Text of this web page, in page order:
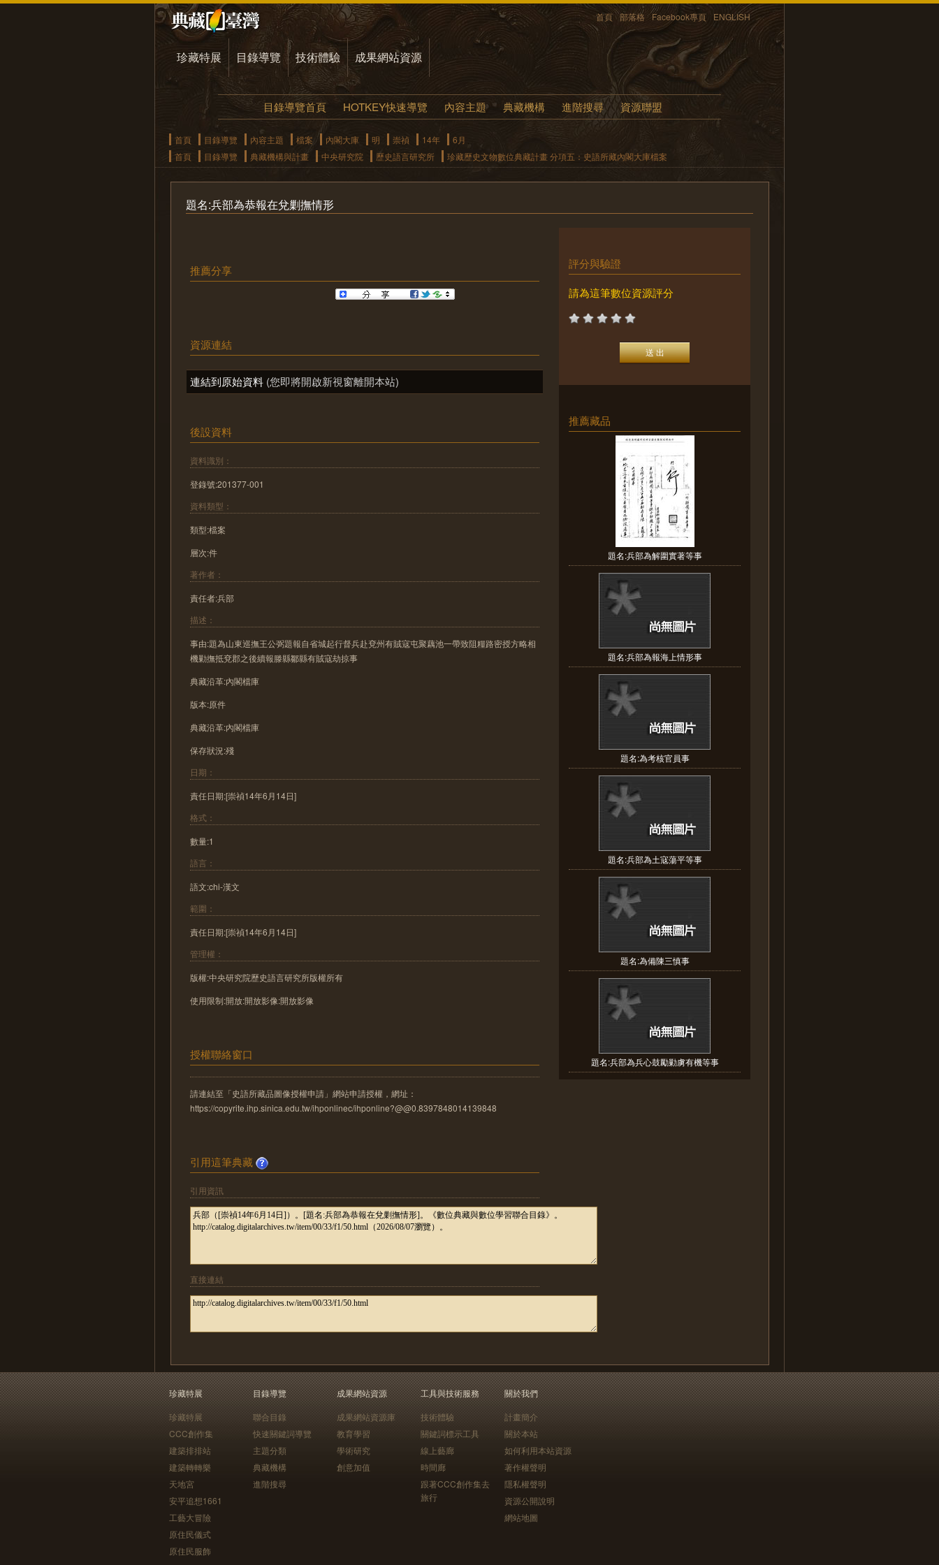
首頁 部落格 Facebook專頁 ENGLISH
珍藏特展 目錄導覽 技術體驗 成果網站資源
目錄導覽首頁 HOTKEY快速導覽 內容主題 典藏機構 進階搜尋 資源聯盟
首頁 目錄導覽 內容主題 檔案 內閣大庫 明 崇禎 14年
6月
首頁
目錄導覽 典藏機構與計畫 中央研究院 歷史語言研究所 珍藏歷史文物數位典藏計畫 分項五：史語所藏內閣大庫檔案
題名:兵部為恭報在兌剿撫情形
推薦分享
資源連結
連結到原始資料 (您即將開啟新視窗離開本站)
後設資料
資料識別：
登錄號:201377-001
資料類型：
類型:檔案
層次:件
著作者：
責任者:兵部
描述：
事由:題為山東巡撫王公弼題報自省城起行督兵赴兗州有賊寇屯聚藕池一帶致阻糧路密授方略相
機勦撫抵兗郡之後續報滕縣鄒縣有賊寇劫掠事
典藏沿革:內閣檔庫
版本:原件
典藏沿革:內閣檔庫
保存狀況:殘
日期：
責任日期:[崇禎14年6月14日]
格式：
數量:1
語言：
語文:chi-漢文
範圍：
責任日期:[崇禎14年6月14日]
管理權：
版權:中央研究院歷史語言研究所版權所有
使用限制:開放:開放影像:開放影像
授權聯絡窗口
請連結至「史語所藏品圖像授權申請」網站申請授權，網址：
https://copyrite.ihp.sinica.edu.tw/ihponlinec/ihponline?@@0.8397848014139848
引用這筆典藏
引用資訊
直接連結
評分與驗證
請為這筆數位資源評分
推薦藏品
題名:兵部為解圍實著等事
題名:兵部為報海上情形事
題名:為考核官員事
題名:兵部為土寇蕩平等事
題名:為備陳三慎事
題名:兵部為兵心鼓勵勦虜有機等事
珍藏特展
珍藏特展
CCC創作集
建築排排站
建築轉轉樂
天地宮
安平追想1661
工藝大冒險
原住民儀式
原住民服飾
目錄導覽
聯合目錄
快速關鍵詞導覽
主題分類
典藏機構
進階搜尋
成果網站資源
成果網站資源庫
教育學習
學術研究
創意加值
工具與技術服務
技術體驗
關鍵詞標示工具
線上藝廊
時間廊
跟著CCC創作集去
旅行
關於我們
計畫簡介
關於本站
如何利用本站資源
著作權聲明
隱私權聲明
資源公開說明
網站地圖